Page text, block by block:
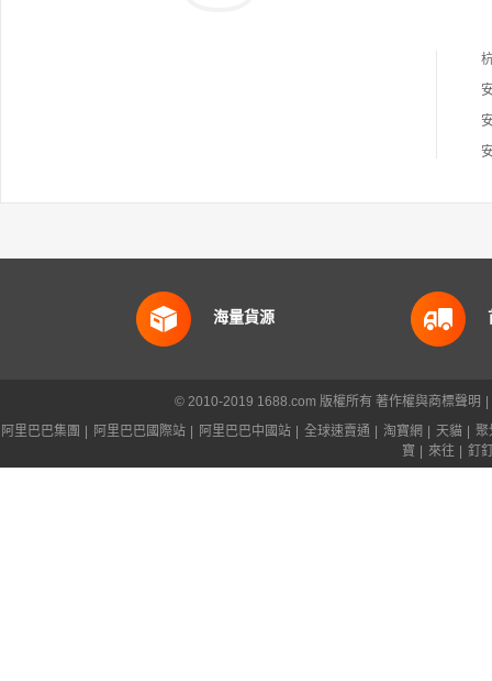
海量貨源
© 2010-2019 1688.com 版權所有 著作權與商標聲明
阿里巴巴集團
阿里巴巴國際站 阿里巴巴中國站 全球速賣通 淘寶網 天貓
聚
寶
來往 釘